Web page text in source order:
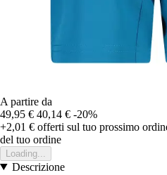
A partire da
49,95 € 40,14 € -20%
+2,01 € offerti sul tuo prossimo
del tuo ordine
Loading...
Descrizione